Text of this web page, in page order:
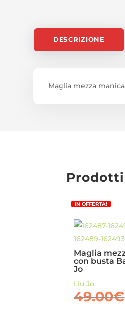
DESCRIZIONE
Maglia mezza
Prodotti
IN OFFERTA!
Maglia
con busta
Jo
Liu Jo
49.00€